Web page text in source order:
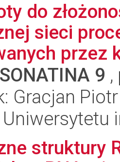
do
sieci
przez
SONATINA 9
Gracjan
struktury